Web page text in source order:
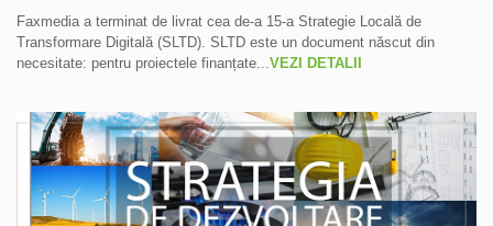
Faxmedia a terminat de livrat cea de-a 15-a Strategie Locală de
Transformare Digitală (SLTD). SLTD este un document născut din
necesitate: pentru proiectele finanțate...VEZI DETALII